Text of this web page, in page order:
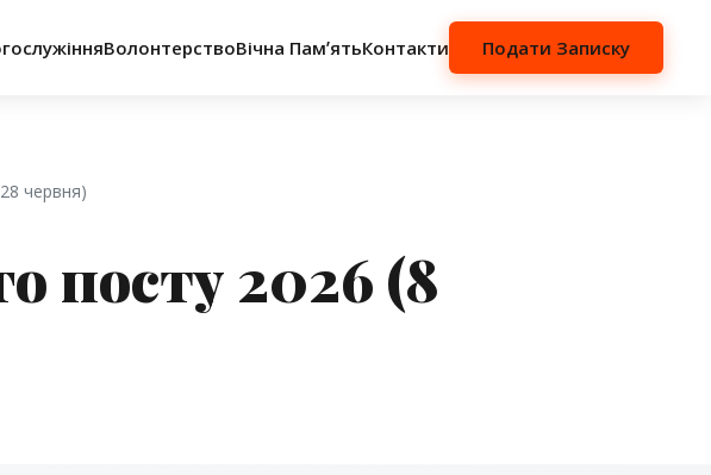
ВолонтерствоВічна ПамʼятьКонтакти Подати Записку
червня)
посту 2026 (8